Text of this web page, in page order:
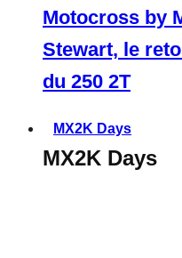
Motocross by
Stewart, le
du 250 2T
MX2K Days
MX2K Days